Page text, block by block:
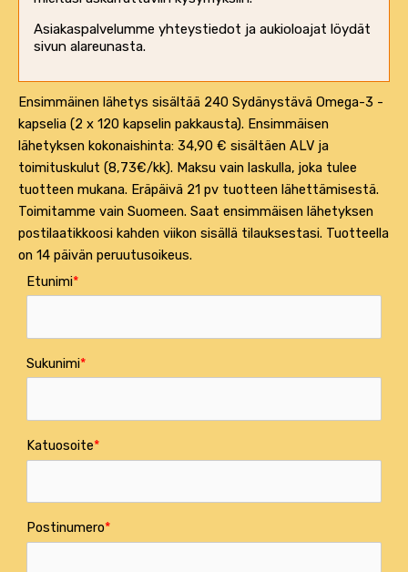
Asiakaspalvelumme yhteystiedot ja aukioloajat löydät
sivun alareunasta.
Ensimmäinen lähetys sisältää 240 Sydänystävä Omega-3 -
kapselia (2 x 120 kapselin pakkausta). Ensimmäisen
lähetyksen kokonaishinta: 34,90 € sisältäen ALV ja
toimituskulut (8,73€/kk). Maksu vain laskulla, joka tulee
tuotteen mukana. Eräpäivä 21 pv tuotteen lähettämisestä.
Toimitamme vain Suomeen. Saat ensimmäisen lähetyksen
postilaatikkoosi kahden viikon sisällä tilauksestasi. Tuotteella
on 14 päivän peruutusoikeus.
Etunimi
Sukunimi
Katuosoite
Postinumero